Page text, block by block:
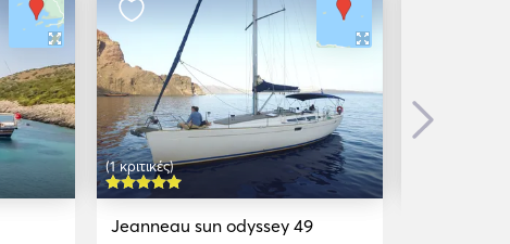
(1 κριτικές)
Jeanneau sun odyssey 49
Next